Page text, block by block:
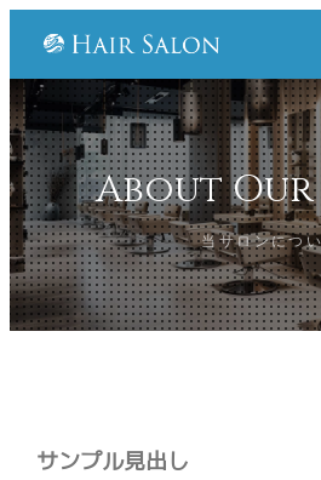
About
当サロンにつ
サンプル見出し